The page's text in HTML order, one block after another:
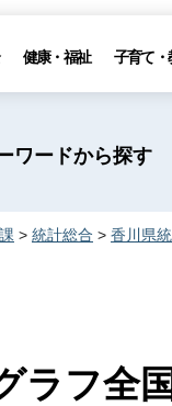
健康・福祉 子育て・
ワードから探す
> 統計総合 > 香川県
ラフ全